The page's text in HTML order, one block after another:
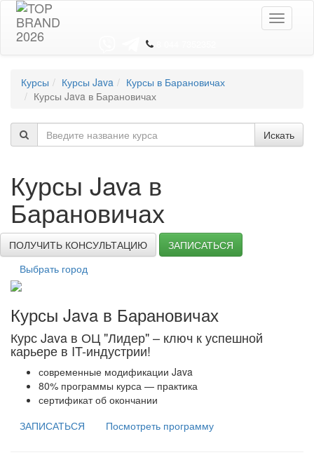
Toggle
Курсы Курсы Java
Курсы в Барановичах
Курсы Java в Барановичах
Искать
Курсы Java в
Барановичах
ПОЛУЧИТЬ КОНСУЛЬТАЦИЮ
ЗАПИСАТЬСЯ
Выбрать город
Курсы Java в Барановичах
Курс Java в ОЦ "Лидер" – ключ к успешной
карьере в IT-индустрии!
современные модификации Java
80% программы курса — практика
сертификат об окончании
ЗАПИСАТЬСЯ
Посмотреть программу